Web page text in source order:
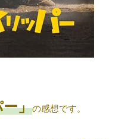
」の感想です。